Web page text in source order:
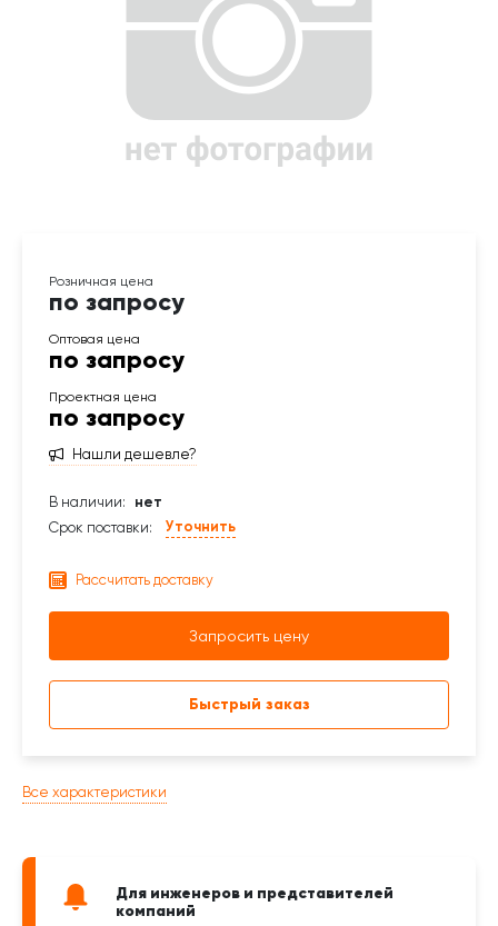
Все характеристики
Для инженеров и представителей
компаний
по запросу
по запросу
по запросу
Нашли дешевле?
В наличии:
нет
Срок поставки:
Уточнить
Рассчитать доставку
Запросить цену
Быстрый заказ